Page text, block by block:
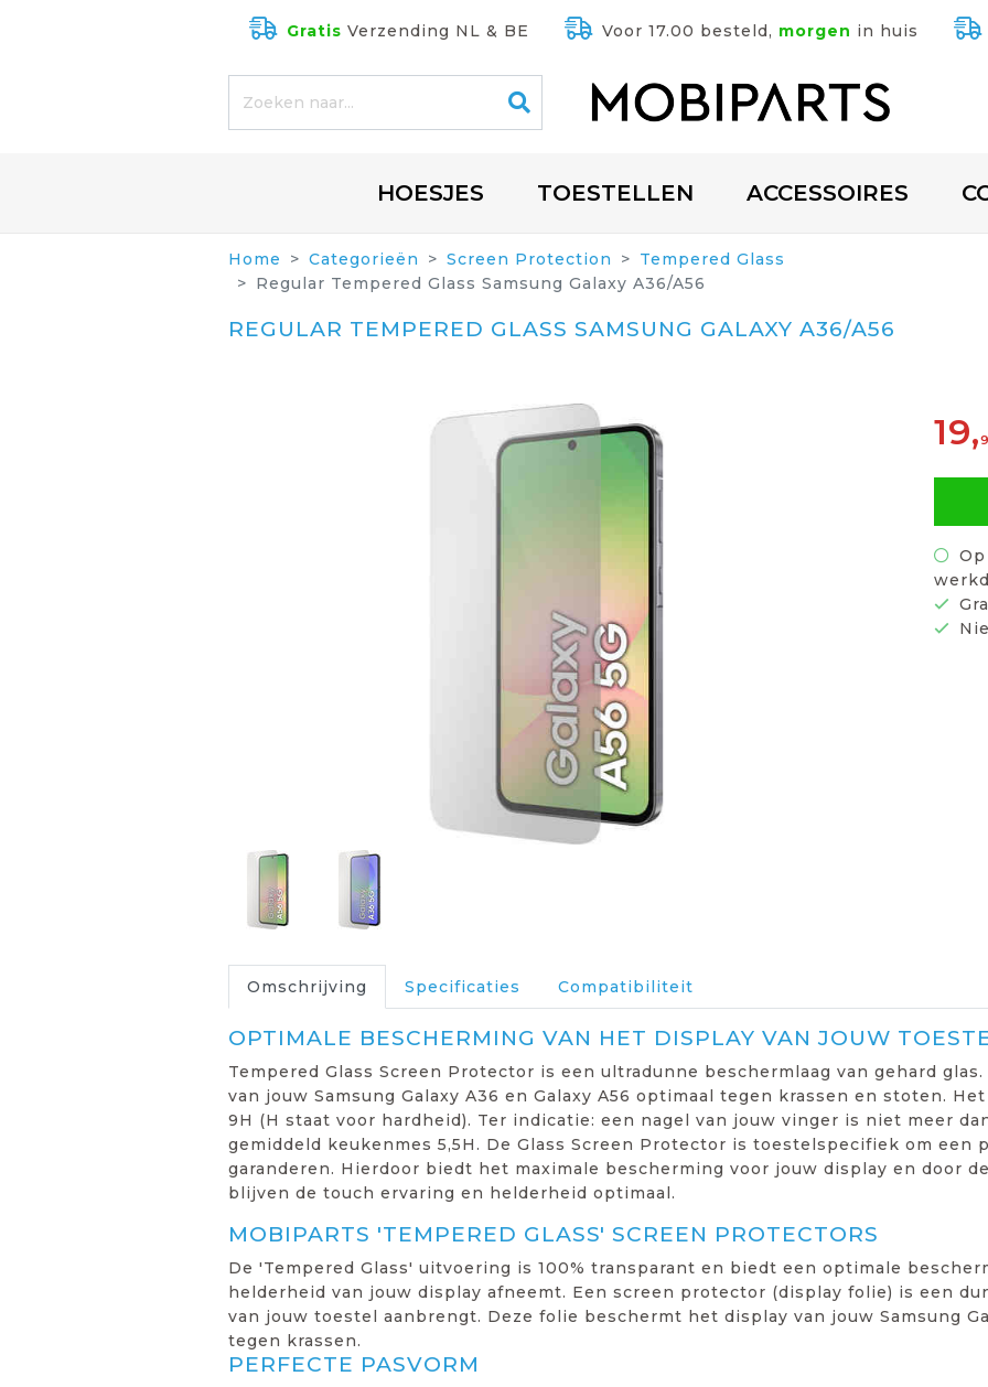
Gratis Verzending NL & BE Voor 17.00 besteld, morgen in huis
HOESJES TOESTELLEN ACCESSOIRES
Home Categorieën Screen Protection
Tempered Glass
Regular Tempered Glass Samsung Galaxy A36/A56
REGULAR TEMPERED GLASS SAMSUNG GALAXY A36/A56
19,
Omschrijving Specificaties Compatibiliteit
OPTIMALE BESCHERMING VAN HET DISPLAY VAN JOUW
Tempered Glass Screen Protector is een ultradunne beschermlaag van gehard
van jouw Samsung Galaxy A36 en Galaxy A56 optimaal tegen krassen en stoten.
9H (H staat voor hardheid). Ter indicatie: een nagel van jouw vinger is niet meer
gemiddeld keukenmes 5,5H. De Glass Screen Protector is toestelspecifiek om een
garanderen. Hierdoor biedt het maximale bescherming voor jouw display en door
blijven de touch ervaring en helderheid optimaal.
MOBIPARTS 'TEMPERED GLASS' SCREEN PROTECTORS
De 'Tempered Glass' uitvoering is 100% transparant en biedt een optimale
helderheid van jouw display afneemt. Een screen protector (display folie) is een
van jouw toestel aanbrengt. Deze folie beschermt het display van jouw Samsung
tegen krassen.
PERFECTE PASVORM